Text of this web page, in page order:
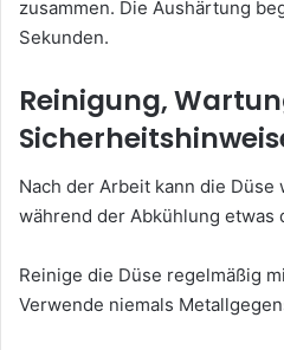
zusammen. Die Aushärtung
Sekunden.
Reinigung,
Nach der Arbeit kann die
während der Abkühlung etwas
Reinige die Düse regelmäßig
Verwende niemals